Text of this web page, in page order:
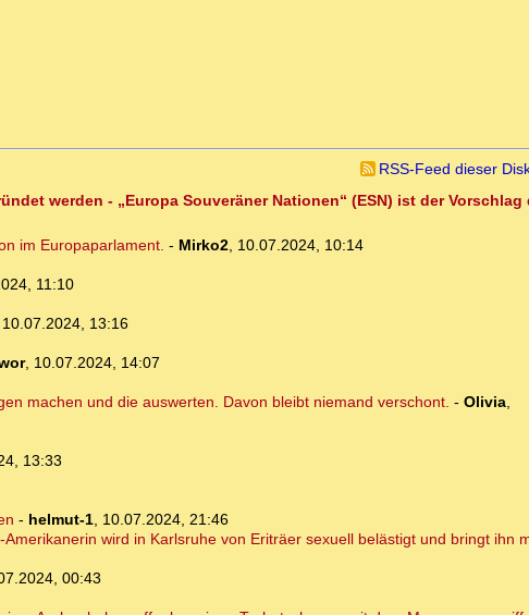
RSS-Feed dieser
werden - „Europa Souveräner Nationen“ (ESN) ist der Vorschlag
im Europaparlament. - Mirko2, 10.07.2024, 10:14
11:10
10.07.2024, 13:16
, 10.07.2024, 14:07
machen und die auswerten. Davon bleibt niemand verschont. - Olivia,
13:33
- helmut-1, 10.07.2024, 21:46
wird in Karlsruhe von Eriträer sexuell belästigt und bringt ihn
00:43